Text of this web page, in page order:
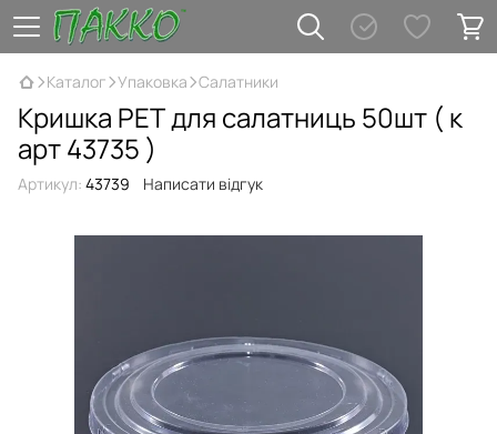
Каталог Упаковка Салатники
Кришка РЕТ для салатниць 50шт ( к
арт 43735 )
Артикул: 43739 Написати відгук